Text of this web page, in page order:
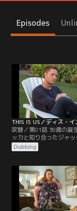
Episodes
吹替／第01話 38歳の誕
ッカと知り合ったジャ
まま初デートに繰り出す
る。だがそもそも盗みを
んどなく…。38歳の誕
ビッグ・スリー。子供を
とトビーは体外受精を考
医師に会いに行く。ケヴ
イは2人の関係をベスに
る。
Dubbing